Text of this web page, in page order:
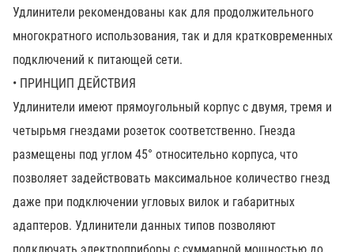
Удлинители рекомендованы как для продолжительного
многократного использования, так и для кратковременных
подключений к питающей сети.
• ПРИНЦИП ДЕЙСТВИЯ
Удлинители имеют прямоугольный корпус с двумя, тремя и
четырьмя гнездами розеток соответственно. Гнезда
размещены под углом 45° относительно корпуса, что
позволяет задействовать максимальное количество гнезд
даже при подключении угловых вилок и габаритных
адаптеров. Удлинители данных типов позволяют